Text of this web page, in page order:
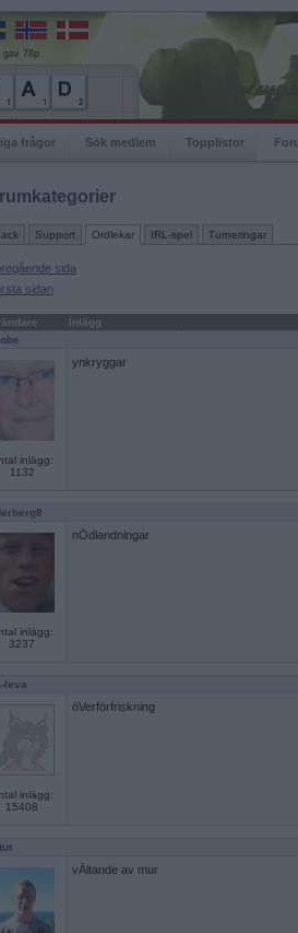
gav 78p
frågor Sök medlem Topplistor
Support Ordlekar IRL-spel Turneringar
sida
sidan
Inlägg
inlägg:
1132
ynkryggar
inlägg:
3237
nÖdlandningar
leva
inlägg:
15408
öVerförfriskning
vÄltande av mur